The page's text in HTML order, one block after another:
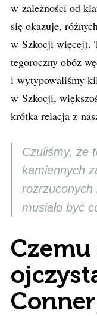
w zależności od
się okazuje,
w Szkocji więcej).
tegoroczny obóz
i wytypowaliśmy
w Szkocji,
krótka relacja z
Czuliśmy, że
kamiennych
rozrzuconych
musiało być